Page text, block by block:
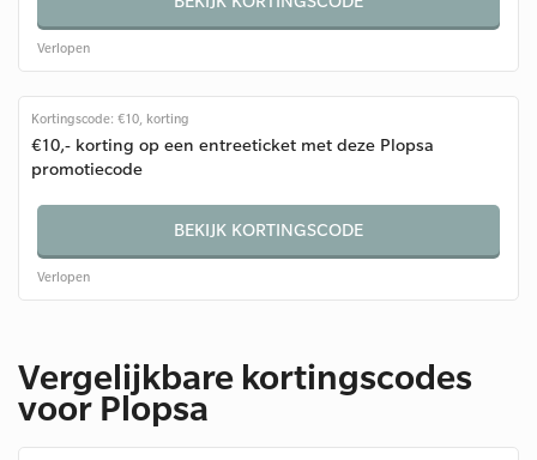
Verlopen
Kortingscode: €10, korting
€10,- korting op een entreeticket met deze Plopsa
promotiecode
BEKIJK KORTINGSCODE
Verlopen
Vergelijkbare kortingscodes
voor Plopsa